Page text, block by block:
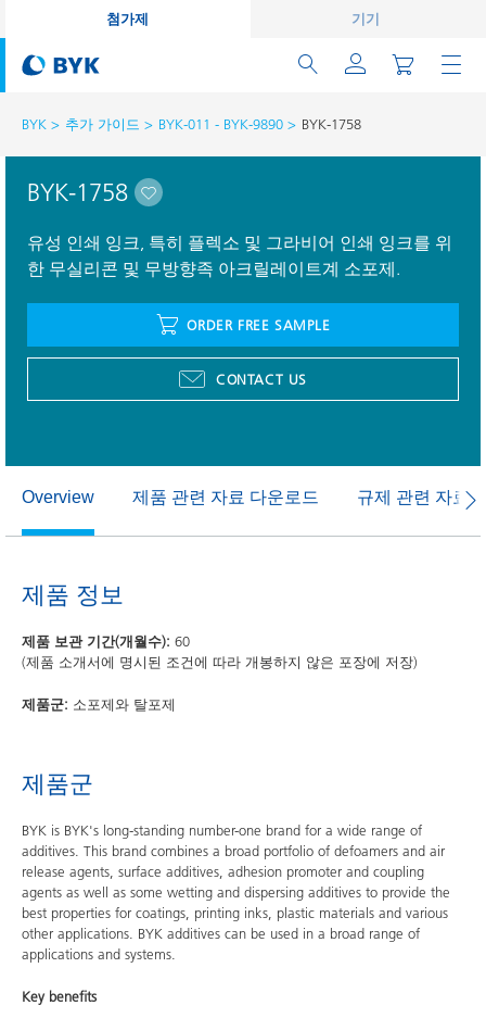
첨가제 기기
BYK 추가 가이드 BYK-011 - BYK-9890 BYK-1758
BYK-1758
유성 인쇄 잉크, 특히 플렉소 및 그라비어 인쇄 잉크를 위
한 무실리콘 및 무방향족 아크릴레이트계 소포제.
ORDER FREE SAMPLE
CONTACT US
Overview 제품 관련 자료 다운로드 규제 관련 자료
제품 정보
제품 보관 기간(개월수): 60
(제품 소개서에 명시된 조건에 따라 개봉하지 않은 포장에 저장)
제품군: 소포제와 탈포제
제품군
BYK is BYK's long-standing number-one brand for a wide range of
additives. This brand combines a broad portfolio of defoamers and air
release agents, surface additives, adhesion promoter and coupling
agents as well as some wetting and dispersing additives to provide the
best properties for coatings, printing inks, plastic materials and various
other applications. BYK additives can be used in a broad range of
applications and systems.
Key benefits